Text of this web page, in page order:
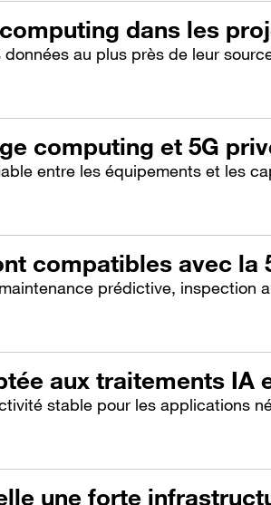
dans les
au plus près de leur
computing et 5G
entre les équipements et les
compatibles avec la
prédictive, inspection
aux traitements IA
stable pour les applications
une forte